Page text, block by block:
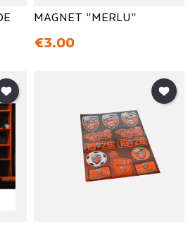
MAGNET "MERLU"
価格
€3.00